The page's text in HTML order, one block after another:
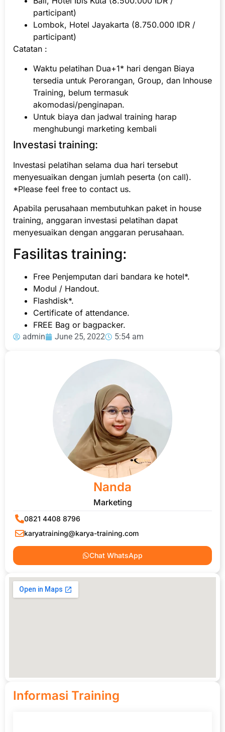
participant)
Lombok, Hotel Jayakarta (8.750.000 IDR /
participant)
Catatan :
Waktu pelatihan Dua+1* hari dengan Biaya
tersedia untuk Perorangan, Group, dan Inhouse
Training, belum termasuk
akomodasi/penginapan.
Untuk biaya dan jadwal training harap
menghubungi marketing kembali
Investasi training:
Investasi pelatihan selama dua hari tersebut
menyesuaikan dengan jumlah peserta (on call).
*Please feel free to contact us.
Apabila perusahaan membutuhkan paket in house
training, anggaran investasi pelatihan dapat
menyesuaikan dengan anggaran perusahaan.
Fasilitas training:
Free Penjemputan dari bandara ke hotel*.
Modul / Handout.
Flashdisk*.
Certificate of attendance.
FREE Bag or bagpacker.
admin June 25, 2022 5:54 am
Nanda
Marketing
0821 4408 8796
karyatraining@karya-training.com
Chat WhatsApp
Informasi Training